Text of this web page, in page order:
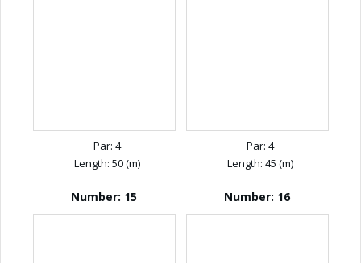
Par: 4
Length: 50 (m)
Par: 4
Length: 45 (m)
Number: 15 Number: 16